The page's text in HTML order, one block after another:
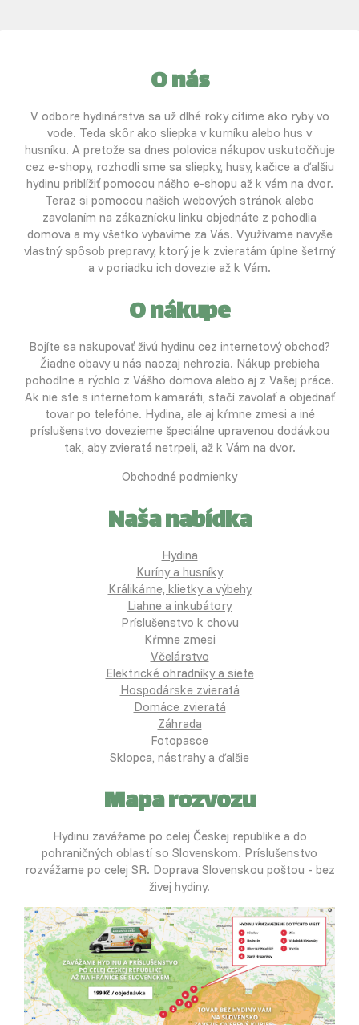
O nás
V odbore hydinárstva sa už dlhé roky cítime ako ryby vo
vode. Teda skôr ako sliepka v kurníku alebo hus v
husníku. A pretože sa dnes polovica nákupov uskutočňuje
cez e-shopy, rozhodli sme sa sliepky, husy, kačice a ďalšiu
hydinu priblížiť pomocou nášho e-shopu až k vám na dvor.
Teraz si pomocou našich webových stránok alebo
zavolaním na zákaznícku linku objednáte z pohodlia
domova a my všetko vybavíme za Vás. Využívame navyše
vlastný spôsob prepravy, ktorý je k zvieratám úplne šetrný
a v poriadku ich dovezie až k Vám.
O nákupe
Bojíte sa nakupovať živú hydinu cez internetový obchod?
Žiadne obavy u nás naozaj nehrozia. Nákup prebieha
pohodlne a rýchlo z Vášho domova alebo aj z Vašej práce.
Ak nie ste s internetom kamaráti, stačí zavolať a objednať
tovar po telefóne. Hydina, ale aj kŕmne zmesi a iné
príslušenstvo dovezieme špeciálne upravenou dodávkou
tak, aby zvieratá netrpeli, až k Vám na dvor.
Obchodné podmienky
Naša nabídka
Hydina
Kuríny a husníky
Králikárne, klietky a výbehy
Liahne a inkubátory
Príslušenstvo k chovu
Kŕmne zmesi
Včelárstvo
Elektrické ohradníky a siete
Hospodárske zvieratá
Domáce zvieratá
Záhrada
Fotopasce
Sklopca, nástrahy a ďalšie
Mapa rozvozu
Hydinu zavážame po celej Českej republike a do
pohraničných oblastí so Slovenskom. Príslušenstvo
rozvážame po celej SR. Doprava Slovenskou poštou - bez
živej hydiny.